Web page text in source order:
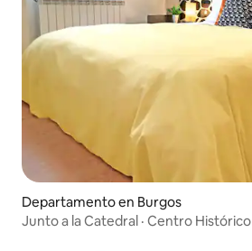
Departamento en Burgos
Junto a la Catedral · Centro Histórico